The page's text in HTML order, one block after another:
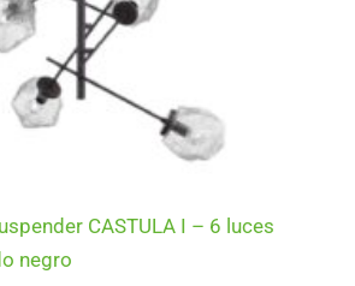
CASTULA I – 6 luces
negro